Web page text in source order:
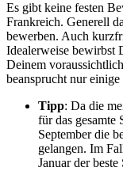
Es gibt keine festen
Frankreich. Generell
bewerben. Auch
Idealerweise bewirbst
Deinem
beansprucht nur
Tipp: Da die
für das gesamte
September die
gelangen. Im
Januar der beste